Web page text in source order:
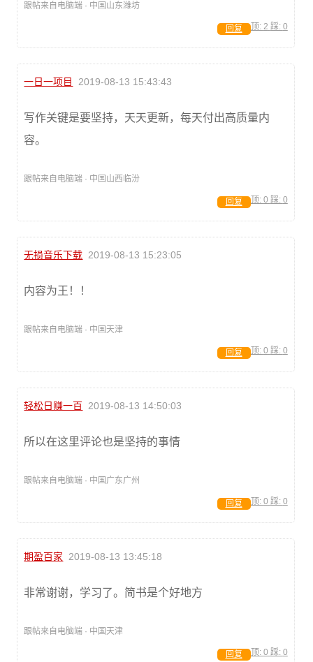
跟帖来自电脑端 · 中国山东潍坊
顶: 2 踩: 0
回复
一日一项目 2019-08-13 15:43:43
写作关键是要坚持，天天更新，每天付出高质量内
容。
跟帖来自电脑端 · 中国山西临汾
顶: 0 踩: 0
回复
无损音乐下载 2019-08-13 15:23:05
内容为王！！
跟帖来自电脑端 · 中国天津
顶: 0 踩: 0
回复
轻松日赚一百 2019-08-13 14:50:03
所以在这里评论也是坚持的事情
跟帖来自电脑端 · 中国广东广州
顶: 0 踩: 0
回复
期盈百家 2019-08-13 13:45:18
非常谢谢，学习了。简书是个好地方
跟帖来自电脑端 · 中国天津
顶: 0 踩: 0
回复